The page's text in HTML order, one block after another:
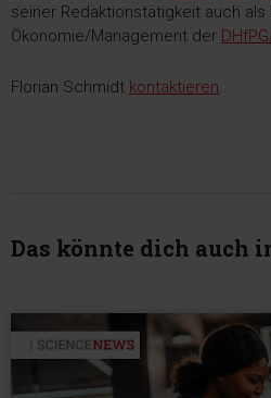
seiner Redaktionstätigkeit auch
Ökonomie/Management der
Florian Schmidt kontaktieren.
Das könnte dich auch